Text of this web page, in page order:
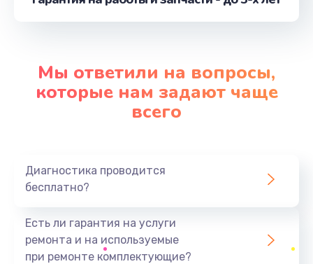
Замена лотка SIM
от 790 руб.
Заказать
от 450 руб.
Замена разъема питания
от 790 руб.
Мы ответили на вопросы,
которые нам задают чаще
всего
Диагностика проводится
бесплатно?
Есть ли гарантия на услуги
ремонта и на используемые
при ремонте комплектующие?